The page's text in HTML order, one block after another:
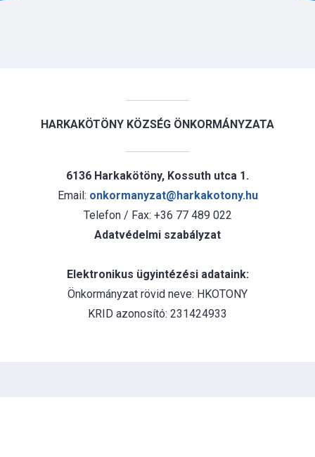
HARKAKÖTÖNY KÖZSÉG ÖNKORMÁNYZATA
6136 Harkakötöny, Kossuth utca 1.
Email: onkormanyzat@harkakotony.hu
Telefon / Fax: +36 77 489 022
Adatvédelmi szabályzat
Elektronikus ügyintézési adataink:
Önkormányzat rövid neve: HKOTONY
KRID azonosító: 231424933